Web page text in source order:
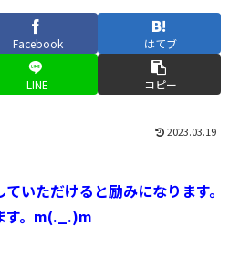
Facebook はてブ
LINE コピー
2023.03.19
いただけると励みになります。
す。m(._.)m